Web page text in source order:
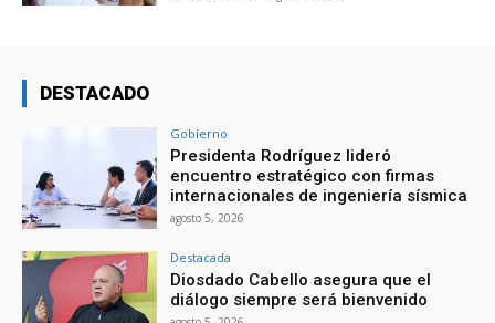
DESTACADO
Gobierno
Presidenta Rodríguez lideró
encuentro estratégico con firmas
internacionales de ingeniería sísmica
agosto 5, 2026
Destacada
Diosdado Cabello asegura que el
diálogo siempre será bienvenido